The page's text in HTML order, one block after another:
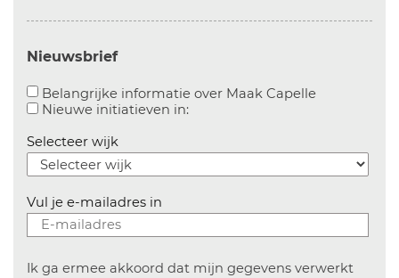
Nieuwsbrief
Belangrijke informatie over Maak CapelleAanvinken
Nieuwe initiatieven in:Aanvinken om informatie over
Selecteer wijk
Vul je e-mailadres in
Ik ga ermee akkoord dat mijn gegevens verwerkt